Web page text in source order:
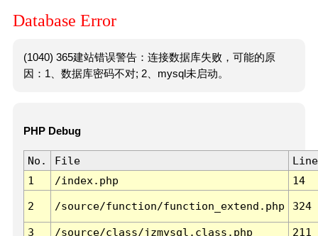
Database Error
(1040) 365建站错误警告：连接数据库失败，可能的原
因：1、数据库密码不对; 2、mysql未启动。
PHP Debug
No. File
Line
1
/index.php 14
2 /source/function/function_extend.php 324
3 /source/class/jzmysql.class.php
211